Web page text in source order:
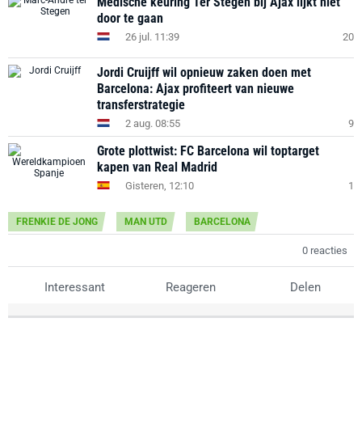
door te gaan
26 jul. 11:39 20
Jordi Cruijff wil opnieuw zaken doen met
Barcelona: Ajax profiteert van nieuwe
transferstrategie
2 aug. 08:55 9
Grote plottwist: FC Barcelona wil toptarget
kapen van Real Madrid
Gisteren, 12:10 1
FRENKIE DE JONG MAN UTD BARCELONA
0 reacties
Interessant Reageren Delen